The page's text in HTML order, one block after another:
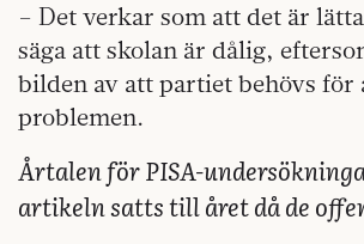
– Det verkar som att det är
säga att skolan är dålig,
bilden av att partiet behövs för
problemen.
Årtalen för PISA-
artikeln satts till året då de